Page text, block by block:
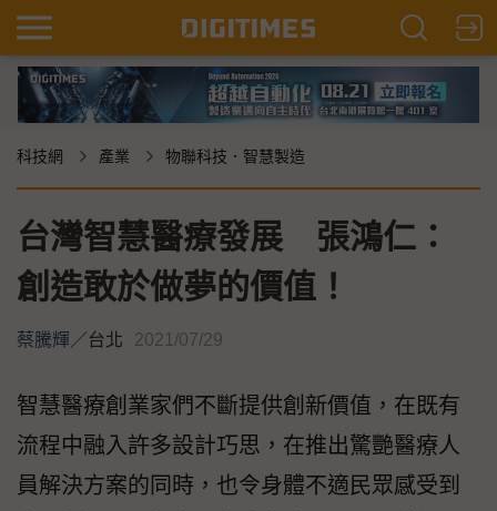
科技網 產業 物聯科技．智慧製造
台灣智慧醫療發展 張鴻仁：
創造敢於做夢的價值！
蔡騰輝／台北 2021/07/29
智慧醫療創業家們不斷提供創新價值，在既有
流程中融入許多設計巧思，在推出驚艷醫療人
員解決方案的同時，也令身體不適民眾感受到